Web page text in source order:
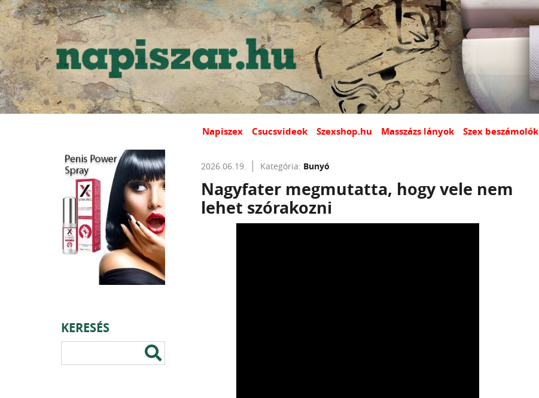
Napiszex Csucsvideok Szexshop.hu Masszázs lányok Szex beszámolók
KERESÉS
2026.06.19. Kategória: Bunyó
Nagyfater megmutatta, hogy vele nem
lehet szórakozni